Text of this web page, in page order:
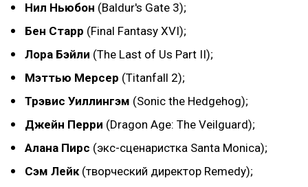
Нил Ньюбон (Baldur's Gate 3);
Бен Старр (Final Fantasy XVI);
Лора Бэйли (The Last of Us Part II);
Мэттью Мерсер (Titanfall 2);
Трэвис Уиллингэм (Sonic the Hedgehog);
Джейн Перри (Dragon Age: The Veilguard);
Алана Пирс (экс-сценаристка Santa Monica);
Сэм Лейк(творческий директор Remedy);